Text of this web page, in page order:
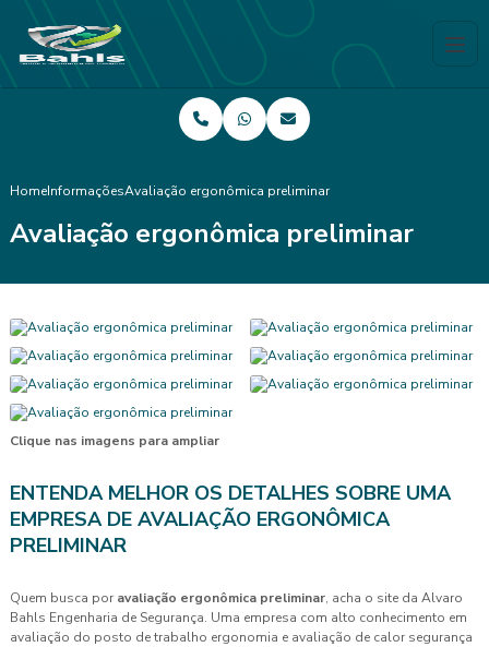
HomeInformaçõesAvaliação ergonômica preliminar
Avaliação ergonômica preliminar
Clique nas imagens para ampliar
ENTENDA MELHOR OS DETALHES SOBRE UMA
EMPRESA DE AVALIAÇÃO ERGONÔMICA
PRELIMINAR
Quem busca por avaliação ergonômica preliminar, acha o site da Alvaro
Bahls Engenharia de Segurança. Uma empresa com alto conhecimento em
avaliação do posto de trabalho ergonomia e avaliação de calor segurança